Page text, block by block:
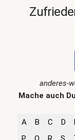
anderes-
Mache auch
A
B C D